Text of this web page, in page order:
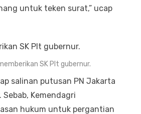
untuk teken surat,” ucap
SK Plt gubernur.
salinan putusan PN Jakarta
Kemendagri
hukum untuk pergantian